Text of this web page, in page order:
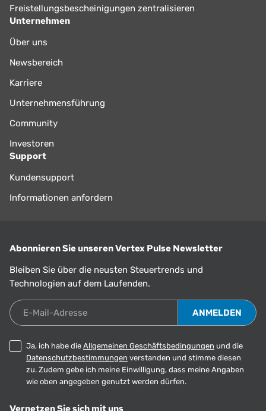
Freistellungsbescheinigungen zentralisieren
Unternehmen
Über uns
Newsbereich
Karriere
Unternehmensführung
Community
Investoren
Support
Kundensupport
Informationen anfordern
Abonnieren Sie unseren Vertex Pulse Newsletter
Bleiben Sie über die neusten Steuertrends und
Technologien auf dem Laufenden.
E-Mail-Adresse
Ja, ich habe die Allgemeinen Geschäftsbedingungen und die
Datenschutzbestimmungen verstanden und stimme diesen
zu. Zudem gebe ich meine Einwilligung, dass meine Angaben
wie oben angegeben genutzt werden dürfen.
Vernetzen Sie sich mit uns